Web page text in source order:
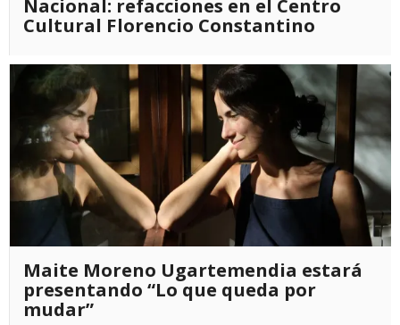
Cultural Florencio Constantino
Maite Moreno Ugartemendia estará
presentando “Lo que queda por
mudar”